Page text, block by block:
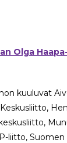
Olga
kuuluvat
liitto,